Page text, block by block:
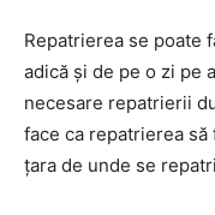
Repatrierea se poate
adică și de pe o zi pe
necesare repatrierii
face ca repatrierea
țara de unde se